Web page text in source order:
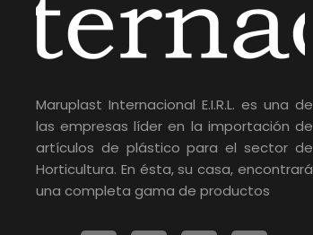
Maruplast Internacional E.I.R.L. es una de
las empresas líder en la importación de
artículos de plástico para el sector de
Horticultura. En ésta, su casa, encontrará
una completa gama de productos